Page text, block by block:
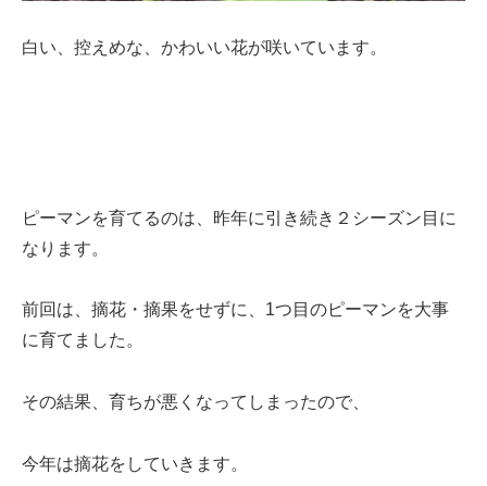
白い、控えめな、かわいい花が咲いています。
ピーマンを育てるのは、昨年に引き続き２シーズン目に
なります。
前回は、摘花・摘果をせずに、1つ目のピーマンを大事
に育てました。
その結果、育ちが悪くなってしまったので、
今年は摘花をしていきます。